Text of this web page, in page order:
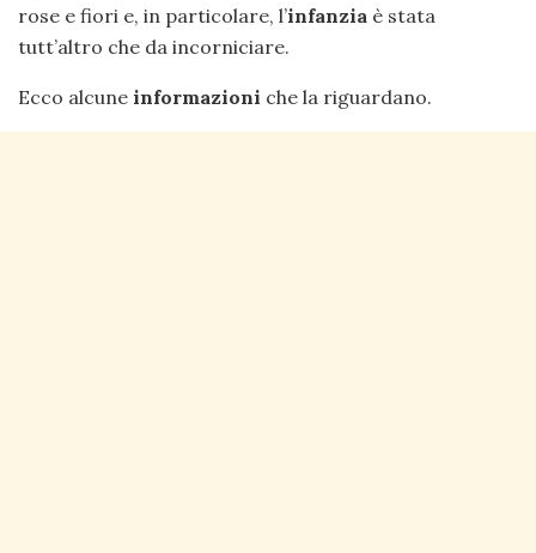
rose e fiori e, in particolare, l’infanzia è stata
tutt’altro che da incorniciare.
Ecco alcune informazioni che la riguardano.